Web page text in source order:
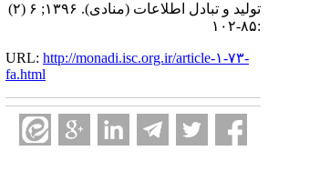
تولید و تبادل اطلاعات (منادی). ۱۳۹۶; ۶ (۲)
:۸۵-۱۰۲
URL: http://monadi.isc.org.ir/article-۱-۷۳-
fa.html